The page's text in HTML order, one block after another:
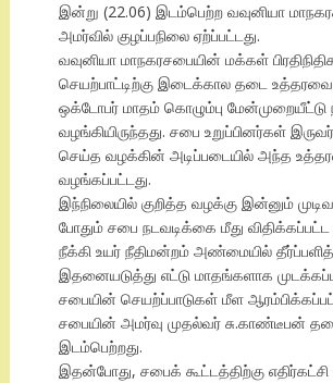
இன்று (22.06) இடம்பெற்ற வவுனியா
அமர்வில் குழப்பநிலை ஏற்ப்பட்டது.
வவுனியா மாநகரசபையின் மக்கள்
செயற்பாட்டிற்கு இடைக்கால தடை
ஒக்டோபர் மாதம் கொழும்பு மேன்முறையீட்டு
வழங்கியிருந்தது. சபை உறுப்பினர்கள்
செய்த வழக்கின் அடிப்படையில் அந்த
வழங்கப்பட்டது.
இந்நிலையில் குறித்த வழக்கு இன்னும்
போதும் சபை நடவடிக்கை மீது
நீக்கி உயர் நீதிமன்றம் அண்மையில்
இதனையடுத்து எட்டு மாதங்களாக
சபையின் செயற்ப்பாடுகள் மீள
சபையின் அமர்வு முதல்வர் சு.காண்டீபன்
இடம்பெற்றது.
இதன்போது, சபைக் கூட்டத்திற்கு எதிர்கட்சி